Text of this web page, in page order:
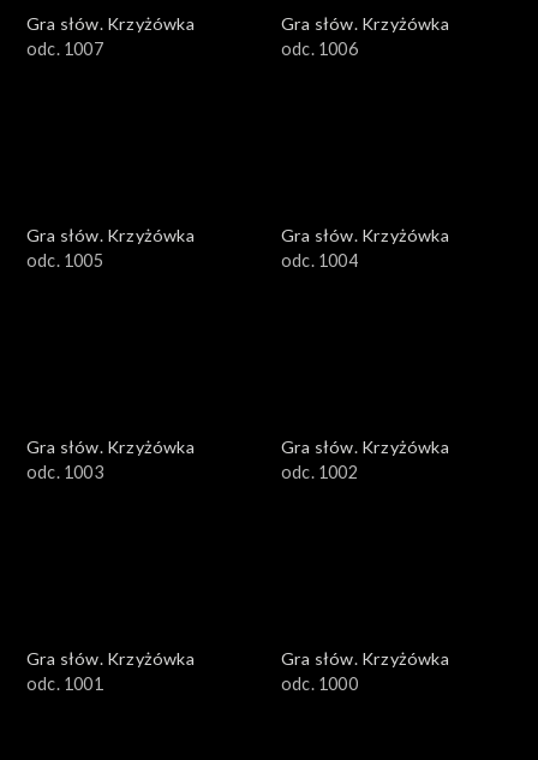
Gra słów. Krzyżówka
odc. 1007
Gra słów. Krzyżówka
odc. 1006
Gra słów. Krzyżówka
odc. 1005
Gra słów. Krzyżówka
odc. 1004
Gra słów. Krzyżówka
odc. 1003
Gra słów. Krzyżówka
odc. 1002
Gra słów. Krzyżówka
odc. 1001
Gra słów. Krzyżówka
odc. 1000